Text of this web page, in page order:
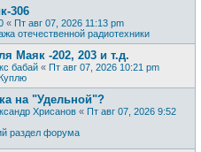
306
« Пт авг 07, 2026 11:13 pm
отечественной радиотехники
Маяк -202, 203 и т.д.
бабай « Пт авг 07, 2026 10:21 pm
на "Удельной"?
Хрисанов « Пт авг 07, 2026 9:52
раздел форума